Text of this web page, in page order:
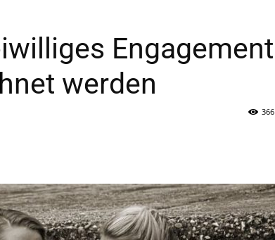
Engagement
werden
366